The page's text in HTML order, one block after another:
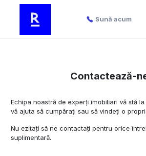
Sună acum
Contactează-
Echipa noastră de experți imobiliari vă stă
vă ajuta să cumpărați sau să vindeți o
Nu ezitați să ne contactați pentru orice
suplimentară.